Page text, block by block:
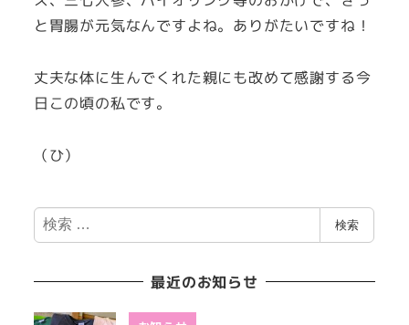
と胃腸が元気なんですよね。ありがたいですね！
丈夫な体に生んでくれた親にも改めて感謝する今
日この頃の私です。
（ひ）
検
索
検索
最近のお知らせ